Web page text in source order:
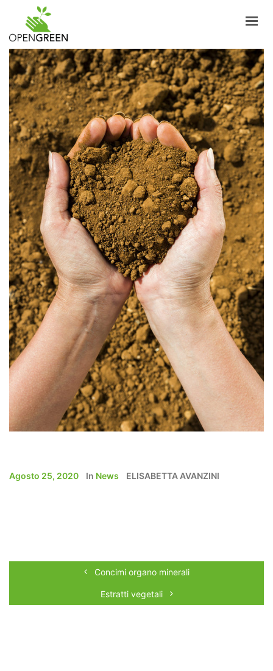
AZIENDA
INFORMAZIONI
PRODOTTI
NOTIZIE
CONTATTI
ITALIANO
LOGIN
Agosto 25, 2020 In News ELISABETTA AVANZINI
Concimi organo minerali
Estratti vegetali